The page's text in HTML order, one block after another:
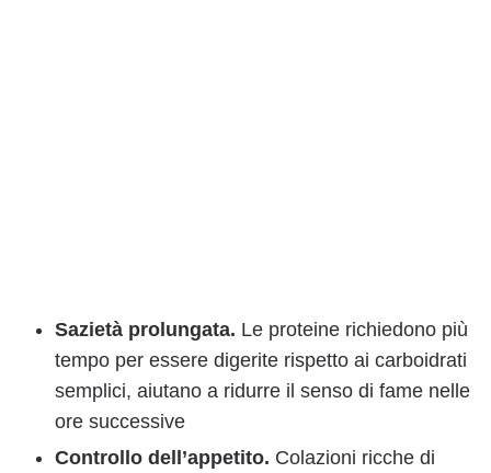
Sazietà prolungata. Le proteine richiedono più
tempo per essere digerite rispetto ai carboidrati
semplici, aiutano a ridurre il senso di fame nelle
ore successive
Controllo dell’appetito. Colazioni ricche di